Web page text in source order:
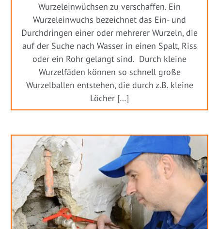
Wurzeleinwüchsen zu verschaffen. Ein
Wurzeleinwuchs bezeichnet das Ein- und
Durchdringen einer oder mehrerer Wurzeln, die
auf der Suche nach Wasser in einen Spalt, Riss
oder ein Rohr gelangt sind. Durch kleine
Wurzelfäden können so schnell große
Wurzelballen entstehen, die durch z.B. kleine
Löcher […]